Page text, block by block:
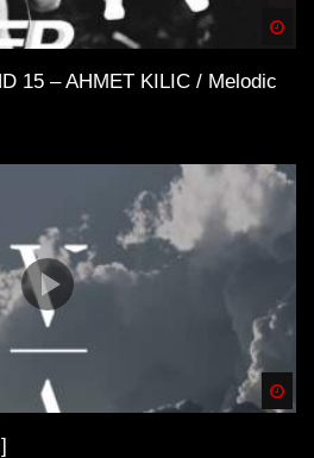
15 – AHMET KILIC / Melodic